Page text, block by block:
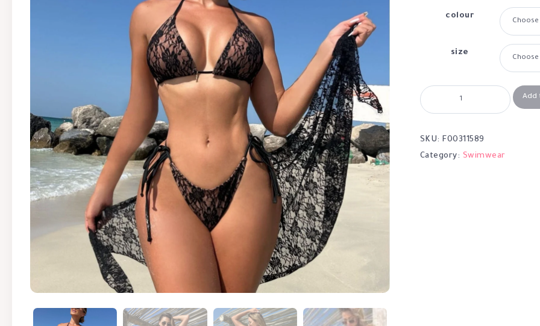
colour
size
Add
SKU:F00311589
Category: Swimwear